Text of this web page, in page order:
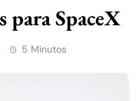
para SpaceX
5 Minutos